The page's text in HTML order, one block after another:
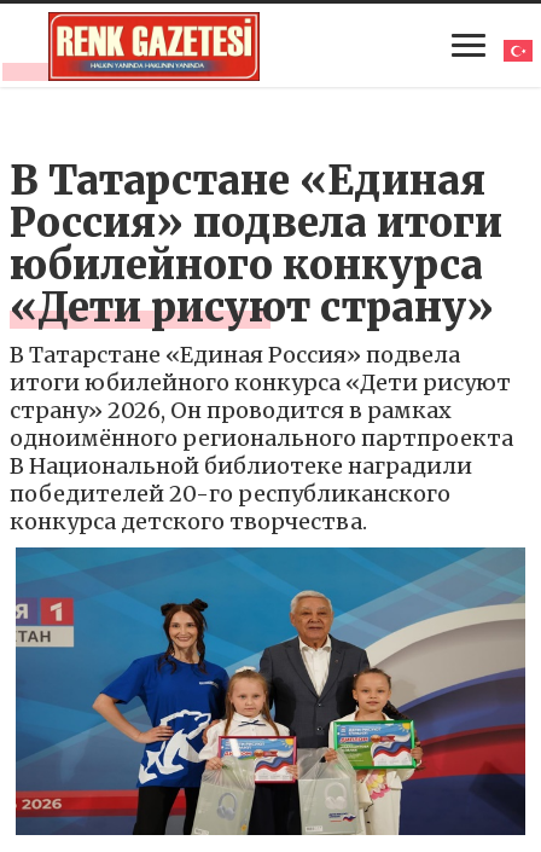
В Татарстане «Единая
Россия» подвела итоги
юбилейного конкурса
«Дети рисуют страну»
В Татарстане «Единая Россия» подвела
итоги юбилейного конкурса «Дети рисуют
страну» 2026, Он проводится в рамках
одноимённого регионального партпроекта
В Национальной библиотеке наградили
победителей 20-го республиканского
конкурса детского творчества.